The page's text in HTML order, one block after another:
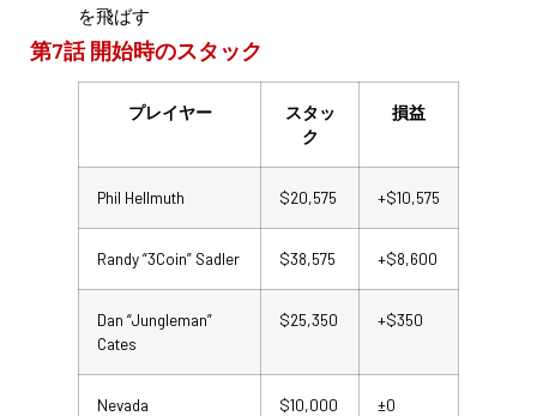
を飛ばす
第7話 開始時のスタック
プレイヤー
スタッ
ク
損益
Phil Hellmuth $20,575 +$10,575
Randy “3Coin” Sadler $38,575 +$8,600
Dan “Jungleman”
Cates
$25,350 +$350
Nevada $10,000 ±0